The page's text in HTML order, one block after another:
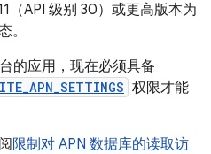
（API 级别 30）或更高版本为
。
的应用，现在必须具备
权限才能
限制对 APN 数据库的读取访